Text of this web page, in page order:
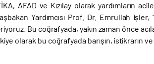
AFAD ve Kızılay olarak yardımların acilen
Yardımcısı Prof. Dr. Emrullah işler,
Bu coğrafyada, yakın zaman önce
olarak bu coğrafyada barışın, istikrarın